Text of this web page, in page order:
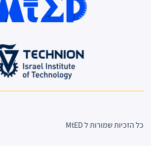
כל הזכיות שמורות ל MtED